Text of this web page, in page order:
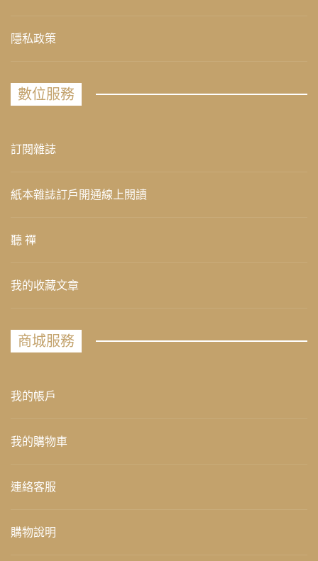
隱私政策
數位服務
訂閱雜誌
紙本雜誌訂戶開通線上閱讀
聽 禪
我的收藏文章
商城服務
我的帳戶
我的購物車
連絡客服
購物說明